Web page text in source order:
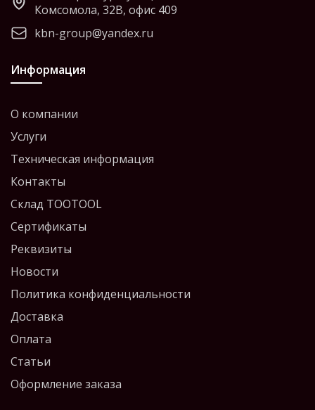
Комсомола, 32В, офис 409
kbn-group@yandex.ru
Информация
О компании
Услуги
Техническая информация
Контакты
Склад TOOTOOL
Сертификаты
Реквизиты
Новости
Политика конфиденциальности
Доставка
Оплата
Статьи
Оформление заказа